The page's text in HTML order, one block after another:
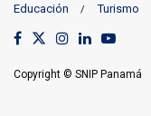
Educación
Turismo
Copyright © SNIP Panamá